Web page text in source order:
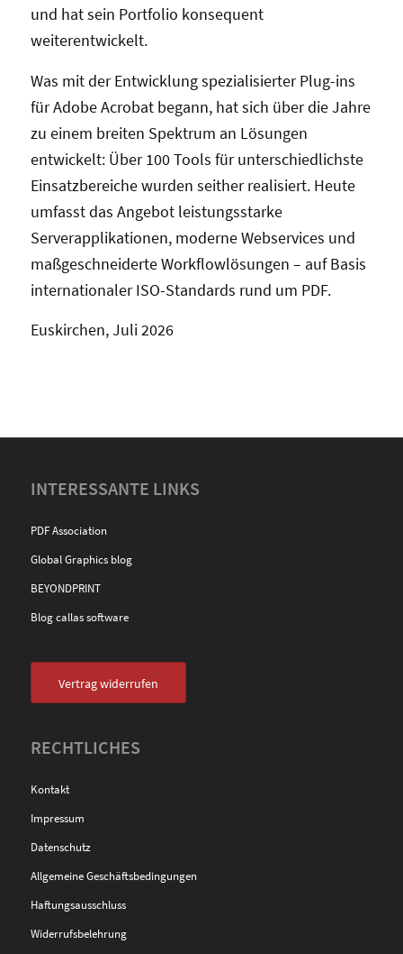
und hat sein Portfolio konsequent
weiterentwickelt.
Was mit der Entwicklung spezialisierter Plug-ins
für Adobe Acrobat begann, hat sich über die Jahre
zu einem breiten Spektrum an Lösungen
entwickelt: Über 100 Tools für unterschiedlichste
Einsatzbereiche wurden seither realisiert. Heute
umfasst das Angebot leistungsstarke
Serverapplikationen, moderne Webservices und
maßgeschneiderte Workflowlösungen – auf Basis
internationaler ISO-Standards rund um PDF.
Euskirchen, Juli 2026
INTERESSANTE LINKS
PDF Association
Global Graphics blog
BEYONDPRINT
Blog callas software
Vertrag widerrufen
RECHTLICHES
Kontakt
Impressum
Datenschutz
Allgemeine Geschäftsbedingungen
Haftungsausschluss
Widerrufsbelehrung